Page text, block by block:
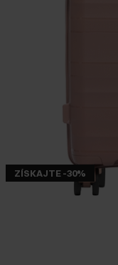
ZÍSKAJTE -30%